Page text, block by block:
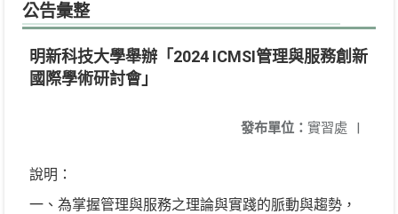
公告彙整
明新科技大學舉辦「2024 ICMSI管理與服務創新
國際學術研討會」
發布單位： 實習處 |
說明：
一、為掌握管理與服務之理論與實踐的脈動與趨勢，